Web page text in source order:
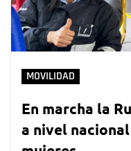
MOVILIDAD
En marcha la
a nivel